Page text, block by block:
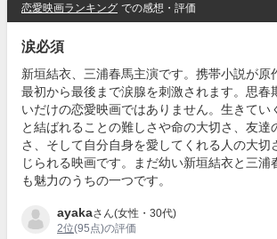
恋愛映画ランキング での感想・評価
涙必須
新垣結衣、三浦春馬主演です。携帯小説が原
最初から最後まで涙腺を刺激されます。思春
いだけの恋愛映画ではありません。生きてい
と結ばれることの難しさや命の大切さ、友達
さ、そして自分自身を愛してくれる人の大切
じられる映画です。まだ幼い新垣結衣と三浦
も魅力のうちの一つです。
ayakaさん(女性・30代)
2位(95点)の評価